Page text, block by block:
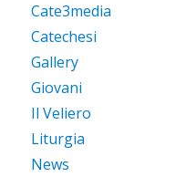
Cate3media
Catechesi
Gallery
Giovani
Il Veliero
Liturgia
News